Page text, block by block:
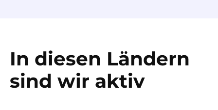
In diesen Ländern
sind wir aktiv